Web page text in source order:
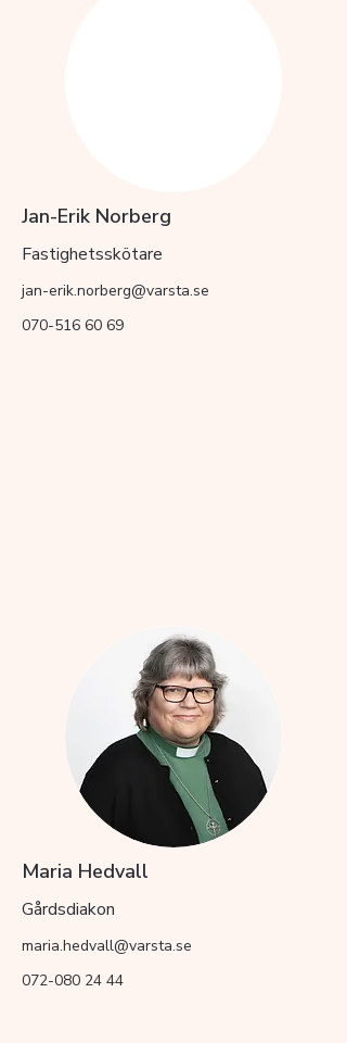
Jan-Erik Norberg
Fastighetsskötare
jan-erik.norberg@varsta.se
070-516 60 69
Maria Hedvall
Gårdsdiakon
maria.hedvall@varsta.se
072-080 24 44